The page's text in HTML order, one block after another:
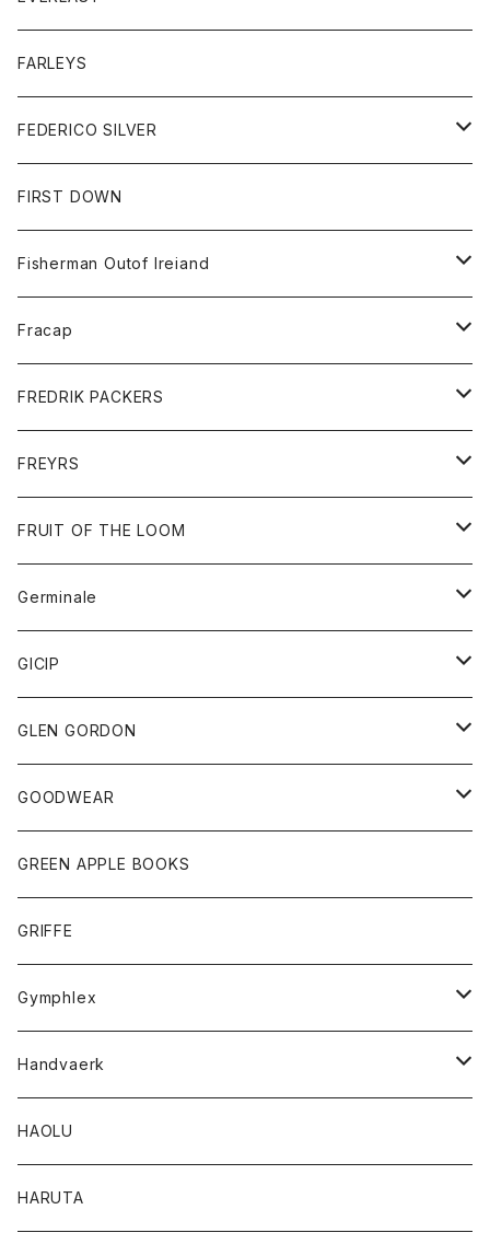
シャツ
セーター
ボトム
ショートパンツ
パンツ
レディース
コート
ジャケット
Tシャツ
ボトム
トップス
ジャケット
スエットシャツ
ボトム
スエットパンツ
グッズ
帽子
FARLEYS
FEDERICO SILVER
アクセサリー
FIRST DOWN
Fisherman Outof Ireiand
ニット
Fracap
グッズ
靴
FREDRIK PACKERS
アクセサリー
バッグ
FREYRS
サングラス
FRUIT OF THE LOOM
アウター
パーカー
グッズ
ネクタイ
チーフ
トップス
シャツ
タンクトップ
ボトム
ショートパンツ
スカート
レディース
スカート
Tシャツ
Germinale
靴
サンダル
GICIP
トップス
Tシャツ
GLEN GORDON
グッズ
手袋
GOODWEAR
トップス
Tシャツ
GREEN APPLE BOOKS
GRIFFE
Gymphlex
アウター
カーディガン
コート
トップス
シャツ
レディース
Handvaerk
トップス
Tシャツ
HAOLU
HARUTA